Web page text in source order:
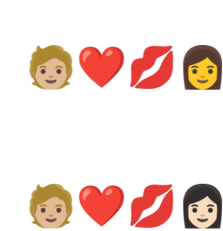
🧑🏼‍❤️‍💋‍👩
🧑🏼‍❤️‍💋‍👩🏻